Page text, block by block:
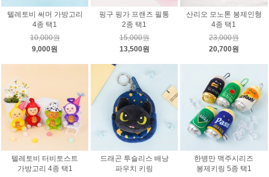
텔레토비 써머 가방고리
4종 택1
10,000원
9,000원
핑구 핑가 프랜즈 필통
2종 택1
15,000원
13,500원
산리오 모노톤 봉제인형
4종 택1
23,000원
20,700원
텔레토비 터비토스트
가방고리 4종 택1
드래곤 투슬리스 배낭
파우치 키링
한병만 맥주시리즈
봉제키링 5종 택1